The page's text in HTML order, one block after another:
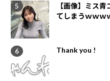
【画像】ミス
てしまうｗｗｗ
Thank you !